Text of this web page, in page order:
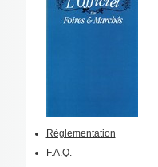
Règlementation
F.A.Q.